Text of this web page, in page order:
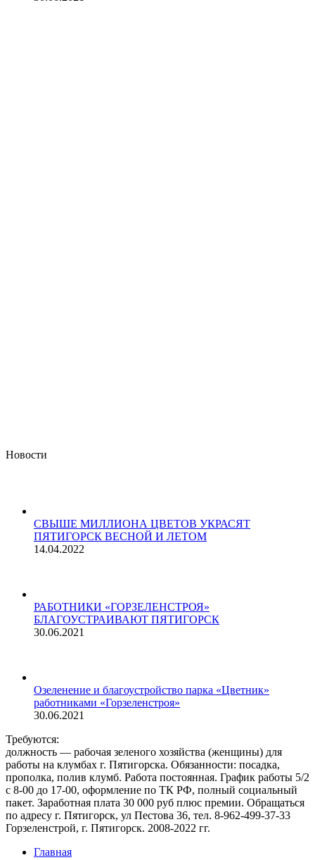
Новости
СВЫШЕ МИЛЛИОНА ЦВЕТОВ УКРАСЯТ
ПЯТИГОРСК ВЕСНОЙ И ЛЕТОМ
14.04.2022
РАБОТНИКИ «ГОРЗЕЛЕНСТРОЯ»
БЛАГОУСТРАИВАЮТ ПЯТИГОРСК
30.06.2021
Озеленение и благоустройство парка «Цветник»
работниками «Горзеленстроя»
30.06.2021
Требуются:
должность — рабочая зеленого хозяйства (женщины) для
работы на клумбах г. Пятигорска. Обязанности: посадка,
прополка, полив клумб. Работа постоянная. График работы 5/2
с 8-00 до 17-00, оформление по ТК РФ, полный социальный
пакет. Заработная плата 30 000 руб плюс премии. Обращаться
по адресу г. Пятигорск, ул Пестова 36, тел. 8-962-499-37-33
Горзеленстрой, г. Пятигорск. 2008-2022 гг.
Главная